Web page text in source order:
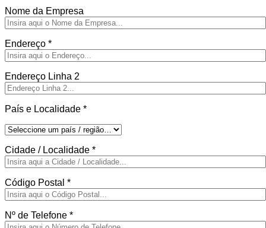
Nome da Empresa
Endereço *
Endereço Linha 2
País e Localidade *
Cidade / Localidade *
Código Postal *
Nº de Telefone *